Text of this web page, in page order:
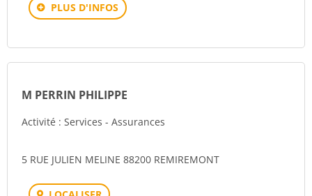
PLUS D'INFOS
M PERRIN PHILIPPE
Activité : Services - Assurances
5 RUE JULIEN MELINE 88200 REMIREMONT